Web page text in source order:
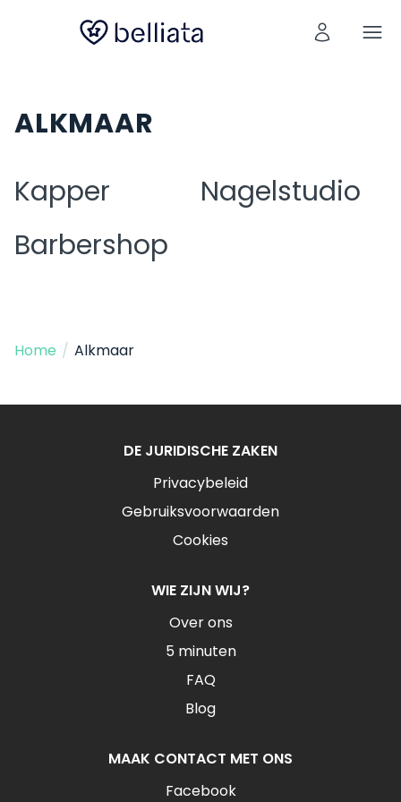
ALKMAAR
Kapper
Nagelstudio
Barbershop
Home / Alkmaar
DE JURIDISCHE ZAKEN
Privacybeleid
Gebruiksvoorwaarden
Cookies
WIE ZIJN WIJ?
Over ons
5 minuten
FAQ
Blog
MAAK CONTACT MET ONS
Facebook